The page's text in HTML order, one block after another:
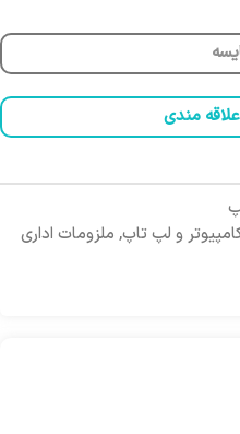
مندی
و لپ تاپ, ملزومات اداری